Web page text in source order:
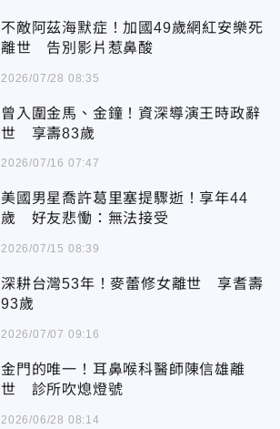
不敵阿茲海默症！加國49歲網紅安樂死
離世 告別影片惹鼻酸
2026/07/28 08:35
曾入圍金馬、金鐘！資深導演王時政辭
世 享壽83歲
2026/07/16 07:47
美國男星喬許葛里塞提驟逝！享年44
歲 好友悲慟：無法接受
2026/07/15 08:39
深耕台灣53年！麥蕾修女離世 享耆壽
93歲
2026/07/07 09:16
金門的唯一！耳鼻喉科醫師陳信雄離
世 診所吹熄燈號
2026/06/28 08:14